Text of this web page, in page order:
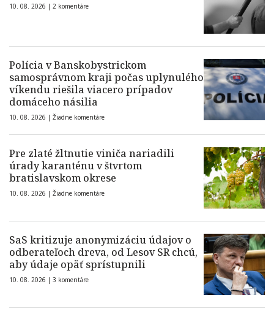
10. 08. 2026 | 2 komentáre
Polícia v Banskobystrickom
samosprávnom kraji počas uplynulého
víkendu riešila viacero prípadov
domáceho násilia
10. 08. 2026 | Žiadne komentáre
Pre zlaté žltnutie viniča nariadili
úrady karanténu v štvrtom
bratislavskom okrese
10. 08. 2026 | Žiadne komentáre
SaS kritizuje anonymizáciu údajov o
odberateľoch dreva, od Lesov SR chcú,
aby údaje opäť sprístupnili
10. 08. 2026 | 3 komentáre